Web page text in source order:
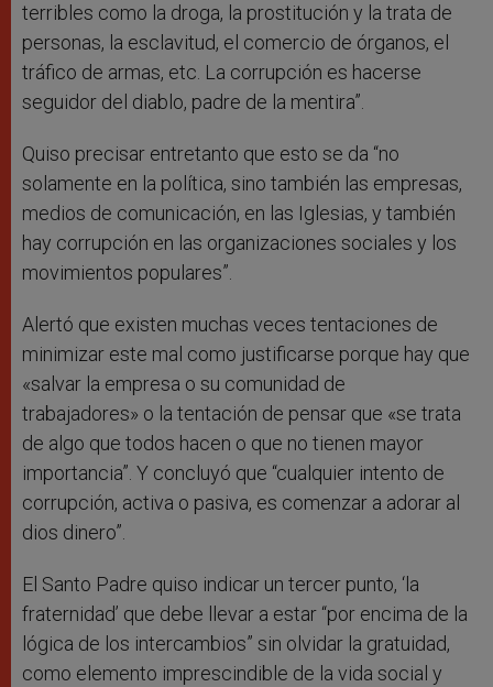
terribles como la droga, la prostitución y la trata de
personas, la esclavitud, el comercio de órganos, el
tráfico de armas, etc. La corrupción es hacerse
seguidor del diablo, padre de la mentira”.
Quiso precisar entretanto que esto se da “no
solamente en la política, sino también las empresas,
medios de comunicación, en las Iglesias, y también
hay corrupción en las organizaciones sociales y los
movimientos populares”.
Alertó que existen muchas veces tentaciones de
minimizar este mal como justificarse porque hay que
«salvar la empresa o su comunidad de
trabajadores» o la tentación de pensar que «se trata
de algo que todos hacen o que no tienen mayor
importancia”. Y concluyó que “cualquier intento de
corrupción, activa o pasiva, es comenzar a adorar al
dios dinero”.
El Santo Padre quiso indicar un tercer punto, ‘la
fraternidad’ que debe llevar a estar “por encima de la
lógica de los intercambios” sin olvidar la gratuidad,
como elemento imprescindible de la vida social y